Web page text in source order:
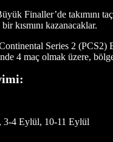
Finaller’de takımını
bir kısmını kazanacaklar.
Series 2
4 maç olmak üzere,
3-4 Eylül, 10-11 Eylül